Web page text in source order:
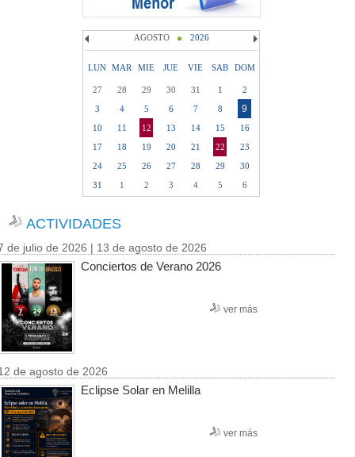
AGOSTO 2026
LUN MAR MIE JUE VIE SAB DOM
27 28 29 30 31 1
2
3
4 5 6 7 8 9
10 11 12 13 14 15
16
17
18 19 20 21 22
23
24
25 26 27 28 29
30
31
1 2 3 4 5 6
ACTIVIDADES
de julio de 2026 | 13 de agosto de 2026
Conciertos de Verano 2026
ver más
de agosto de 2026
Eclipse Solar en Melilla
ver más